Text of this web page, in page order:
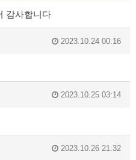
감사합니다
2023.10.24 00:16
2023.10.25 03:14
2023.10.26 21:32